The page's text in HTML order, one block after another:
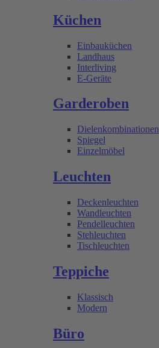
Küchen
Einbauküchen
Landhaus
Interliving
E-Geräte
Garderoben
Dielenkombinationen
Spiegel
Einzelmöbel
Leuchten
Deckenleuchten
Wandleuchten
Pendelleuchten
Stehleuchten
Tischleuchten
Teppiche
Klassisch
Modern
Büro